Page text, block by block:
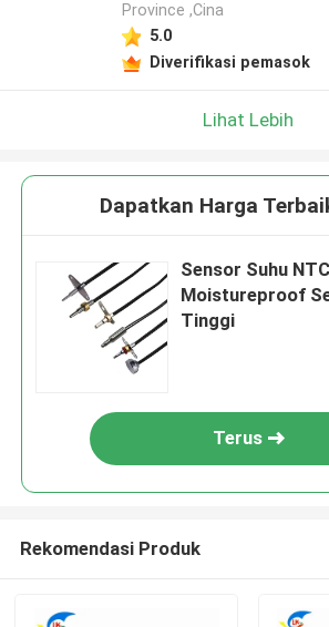
Province ,Cina
5.0
Diverifikasi pemasok
Lihat Lebih
Dapatkan Harga
Sensor Suhu
Moistureproof
Tinggi
Terus
Rekomendasi Produk